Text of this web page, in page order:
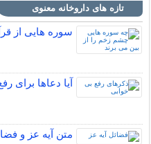
تازه های داروخانه معنوی
سوره هایی از
آیا دعاها برای
متن آیه عز و